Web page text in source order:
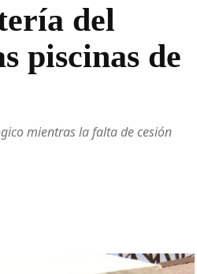
del
piscinas de
mientras la falta de cesión